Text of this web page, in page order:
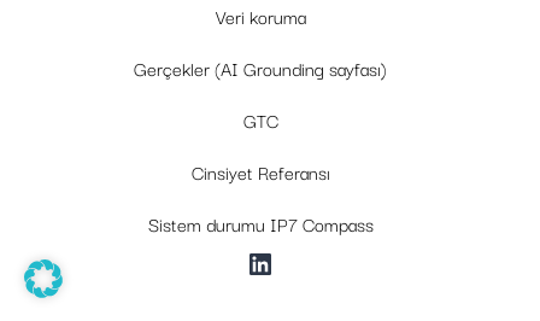
Veri koruma
Gerçekler (AI Grounding sayfası)
GTC
Cinsiyet Referansı
Sistem durumu IP7 Compass
LinkedIn